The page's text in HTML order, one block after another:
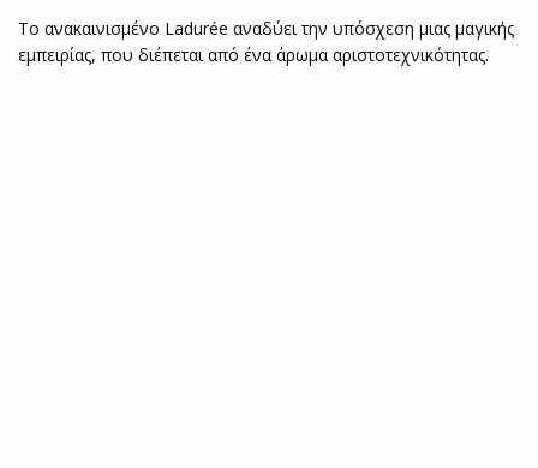
Το ανακαινισμένο Ladurée αναδύει την υπόσχεση μιας μαγικής
εμπειρίας, που διέπεται από ένα άρωμα αριστοτεχνικότητας.